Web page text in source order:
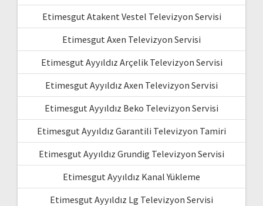
Etimesgut Atakent Vestel Televizyon Servisi
Etimesgut Axen Televizyon Servisi
Etimesgut Ayyıldız Arçelik Televizyon Servisi
Etimesgut Ayyıldız Axen Televizyon Servisi
Etimesgut Ayyıldız Beko Televizyon Servisi
Etimesgut Ayyıldız Garantili Televizyon Tamiri
Etimesgut Ayyıldız Grundig Televizyon Servisi
Etimesgut Ayyıldız Kanal Yükleme
Etimesgut Ayyıldız Lg Televizyon Servisi